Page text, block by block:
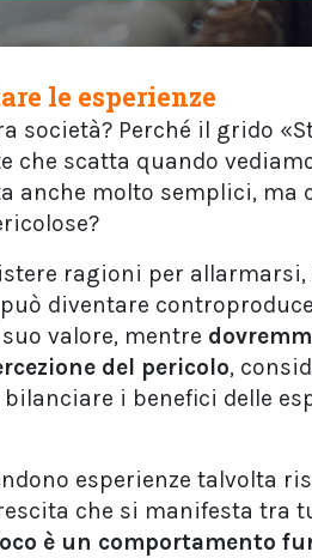
le esperienze
società? Perché il grido
che scatta quando
anche molto semplici, ma
ragioni per allarmarsi,
diventare
valore, mentre
del pericolo,
i benefici delle
esperienze talvolta
che si manifesta tra
è un comportamento